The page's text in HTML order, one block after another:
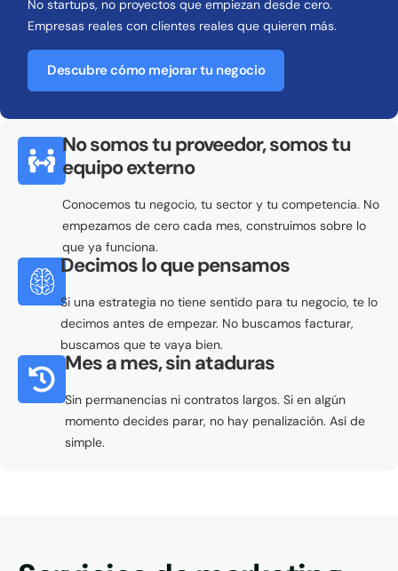
No startups, no proyectos que empiezan desde cero.
Empresas reales con clientes reales que quieren más.
Descubre cómo mejorar tu negocio
No somos tu proveedor, somos tu
equipo externo
Conocemos tu negocio, tu sector y tu competencia. No
empezamos de cero cada mes, construimos sobre lo
que ya funciona.
Decimos lo que pensamos
Si una estrategia no tiene sentido para tu negocio, te lo
decimos antes de empezar. No buscamos facturar,
buscamos que te vaya bien.
Mes a mes, sin ataduras
Sin permanencias ni contratos largos. Si en algún
momento decides parar, no hay penalización. Así de
simple.